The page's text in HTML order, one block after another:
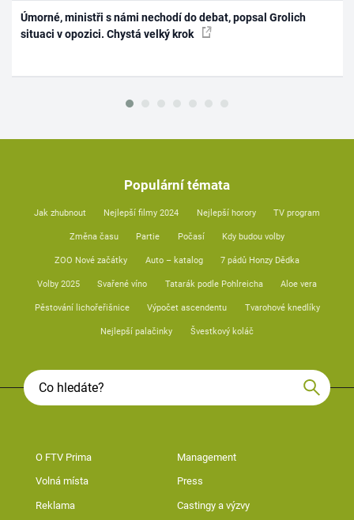
Úmorné, ministři s námi nechodí do debat, popsal Grolich
situaci v opozici. Chystá velký krok
Populární témata
Jak zhubnout Nejlepší filmy 2024 Nejlepší horory TV program
Změna času Partie Počasí Kdy budou volby
ZOO Nové začátky Auto – katalog 7 pádů Honzy Dědka
Volby 2025 Svařené víno Tatarák podle Pohlreicha Aloe vera
Pěstování lichořeřišnice Výpočet ascendentu Tvarohové knedlíky
Nejlepší palačinky Švestkový koláč
O FTV Prima Management
Volná místa Press
Reklama Castingy a výzvy